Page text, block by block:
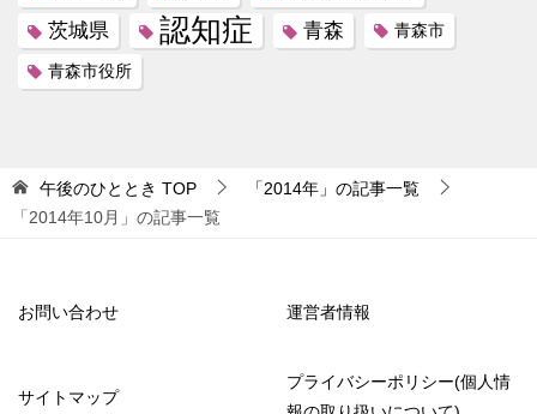
茨城県 認知症 青森 青森市
青森市役所
午後のひととき TOP
「2014年」の記事一覧
「2014年10月」の記事一覧
お問い合わせ 運営者情報
サイトマップ
プライバシーポリシー(個人情